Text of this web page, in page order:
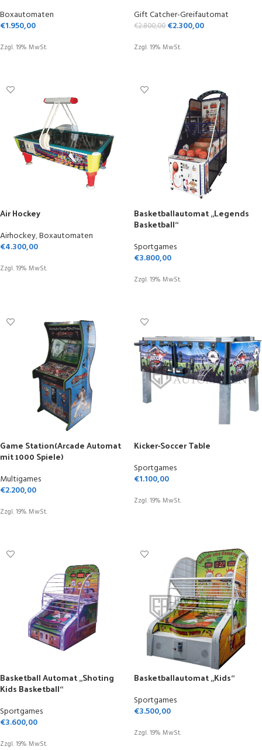
Boxautomaten
€1.950,00
Zzgl. 19% MwSt.
Gift Catcher-Greifautomat
€2.800,00 €2.300,00
Zzgl. 19% MwSt.
Air Hockey
Airhockey,Boxautomaten
€4.300,00
Zzgl. 19% MwSt.
Basketballautomat „Legends
Basketball“
Sportgames
€3.800,00
Zzgl. 19% MwSt.
Game Station(Arcade Automat
mit 1000 Spiele)
Multigames
€2.200,00
Zzgl. 19% MwSt.
Kicker-Soccer Table
Sportgames
€1.100,00
Zzgl. 19% MwSt.
Basketball Automat „Shoting
Kids Basketball“
Sportgames
€3.600,00
Zzgl. 19% MwSt.
Basketballautomat „Kids“
Sportgames
€3.500,00
Zzgl. 19% MwSt.